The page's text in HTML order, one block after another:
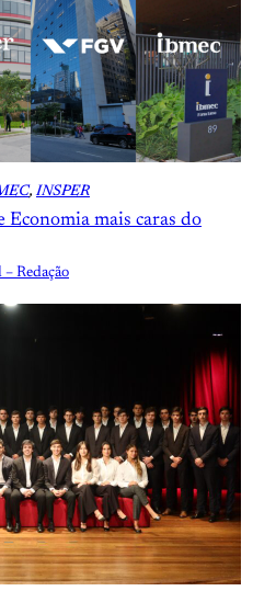
, INSPER
Economia mais caras do
Redação